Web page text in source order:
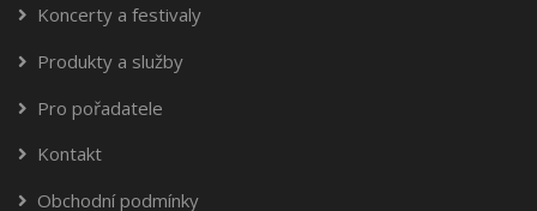
Koncerty a festivaly
Produkty a služby
Pro pořadatele
Kontakt
Obchodní podmínky